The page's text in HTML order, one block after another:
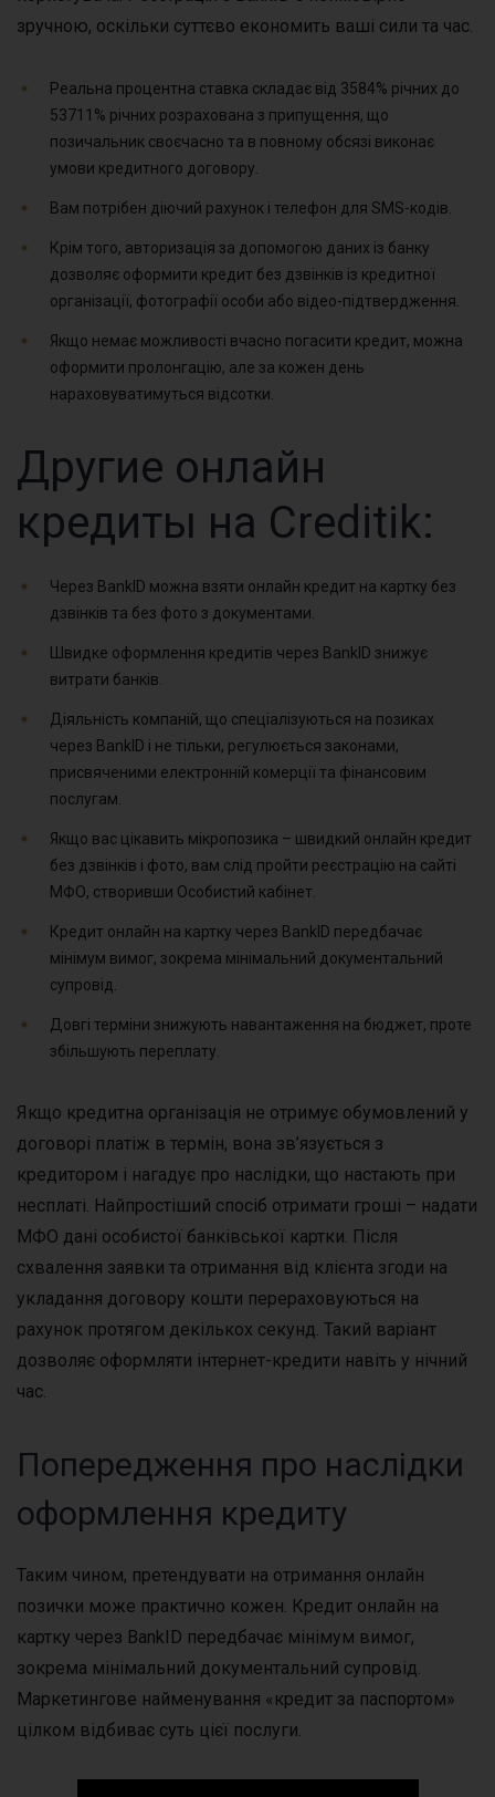
зручною, оскільки суттєво економить ваші сили та час.
Реальна процентна ставка складає від 3584% річних до
53711% річних розрахована з припущення, що
позичальник своєчасно та в повному обсязі виконає
умови кредитного договору.
Вам потрібен діючий рахунок і телефон для SMS-кодів.
Крім того, авторизація за допомогою даних із банку
дозволяє оформити кредит без дзвінків із кредитної
організації, фотографії особи або відео-підтвердження.
Якщо немає можливості вчасно погасити кредит, можна
оформити пролонгацію, але за кожен день
нараховуватимуться відсотки.
Другие онлайн
кредиты на Creditik:
Через BankID можна взяти онлайн кредит на картку без
дзвінків та без фото з документами.
Швидке оформлення кредитів через BankID знижує
витрати банків.
Діяльність компаній, що спеціалізуються на позиках
через BankID і не тільки, регулюється законами,
присвяченими електронній комерції та фінансовим
послугам.
Якщо вас цікавить мікропозика – швидкий онлайн кредит
без дзвінків і фото, вам слід пройти реєстрацію на сайті
МФО, створивши Особистий кабінет.
Кредит онлайн на картку через BankID передбачає
мінімум вимог, зокрема мінімальний документальний
супровід.
Довгі терміни знижують навантаження на бюджет, проте
збільшують переплату.
Якщо кредитна організація не отримує обумовлений у
договорі платіж в термін, вона зв’язується з
кредитором і нагадує про наслідки, що настають при
несплаті. Найпростіший спосіб отримати гроші – надати
МФО дані особистої банківської картки. Після
схвалення заявки та отримання від клієнта згоди на
укладання договору кошти перераховуються на
рахунок протягом декількох секунд. Такий варіант
дозволяє оформляти інтернет-кредити навіть у нічний
час.
Попередження про наслідки
оформлення кредиту
Таким чином, претендувати на отримання онлайн
позички може практично кожен. Кредит онлайн на
картку через BankID передбачає мінімум вимог,
зокрема мінімальний документальний супровід.
Маркетингове найменування «кредит за паспортом»
цілком відбиває суть цієї послуги.